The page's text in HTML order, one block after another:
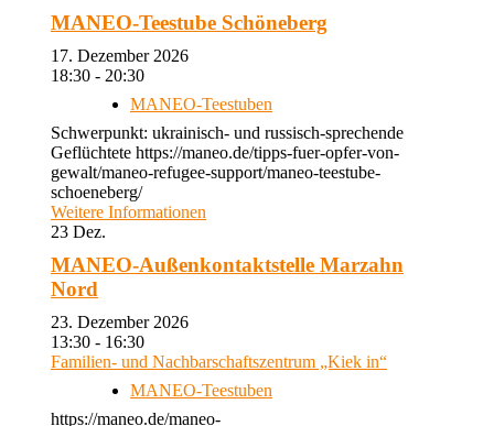
MANEO-Teestube Schöneberg
17. Dezember 2026
18:30 - 20:30
MANEO-Teestuben
Schwerpunkt: ukrainisch- und russisch-sprechende
Geflüchtete https://maneo.de/tipps-fuer-opfer-von-
gewalt/maneo-refugee-support/maneo-teestube-
schoeneberg/
Weitere Informationen
23 Dez.
MANEO-Außenkontaktstelle Marzahn
Nord
23. Dezember 2026
13:30 - 16:30
Familien- und Nachbarschaftszentrum „Kiek in“
MANEO-Teestuben
https://maneo.de/maneo-